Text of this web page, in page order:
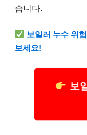
습니다.
보일러 누수 위
보세요!
보일